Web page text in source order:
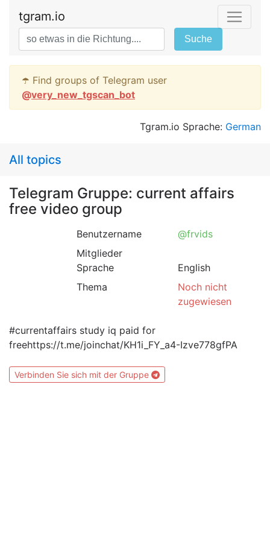
tgram.io
Suche
☂️ Find groups of Telegram user
@very_new_tgscan_bot
Tgram.io Sprache: German
All topics
Telegram Gruppe: current affairs
free video group
Benutzername
@frvids
Mitglieder
Sprache
English
Thema
Noch nicht
zugewiesen
#currentaffairs study iq paid for
freehttps://t.me/joinchat/KH1i_FY_a4-Izve778gfPA
Verbinden Sie sich mit der Gruppe